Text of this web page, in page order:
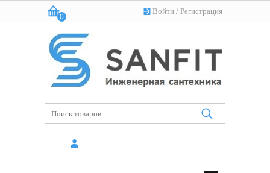
Войти / Регистрация
Корзина:
0
(пусто)